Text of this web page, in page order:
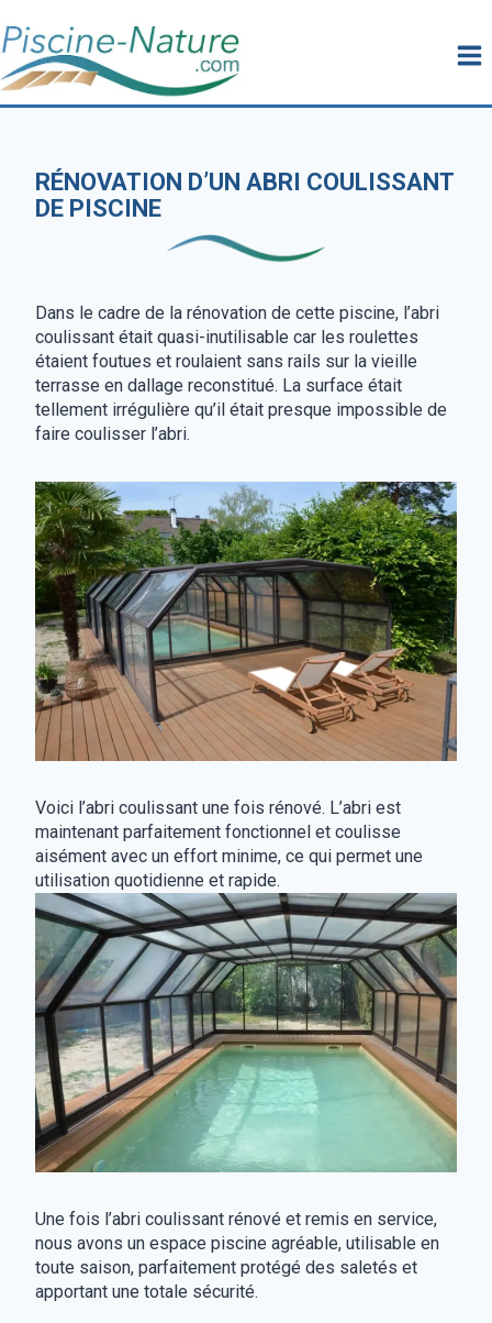
au
contenu
RÉNOVATION D’UN ABRI COULISSANT
DE PISCINE
Dans le cadre de la rénovation de cette piscine, l’abri
coulissant était quasi-inutilisable car les roulettes
étaient foutues et roulaient sans rails sur la vieille
terrasse en dallage reconstitué. La surface était
tellement irrégulière qu’il était presque impossible de
faire coulisser l’abri.
Voici l’abri coulissant une fois rénové. L’abri est
maintenant parfaitement fonctionnel et coulisse
aisément avec un effort minime, ce qui permet une
utilisation quotidienne et rapide.
Une fois l’abri coulissant rénové et remis en service,
nous avons un espace piscine agréable, utilisable en
toute saison, parfaitement protégé des saletés et
apportant une totale sécurité.